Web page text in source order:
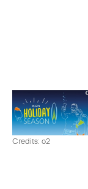
Credits: o2